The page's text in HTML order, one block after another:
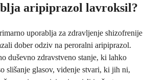
aripiprazol lavroksil?
uporablja za zdravljenje shizofrenije
dober odziv na peroralni aripiprazol.
duševno zdravstveno stanje, ki lahko
slišanje glasov, videnje stvari, ki jih ni,